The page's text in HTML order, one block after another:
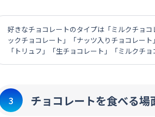
好きなチョコレートのタイプは「ミルクチョ
ックチョコレート」「ナッツ入りチョコレー
「トリュフ」「生チョコレート」「ミルクチ
3 チョコレートを食べる場